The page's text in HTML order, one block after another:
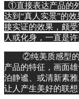
①直接表达产品的
达到“真人实景”的
接实证的效果，颇
人或化身，一直是
②纯美质感型
产品的特征，画面
泊静谧、或清新素
让人产生美好的联